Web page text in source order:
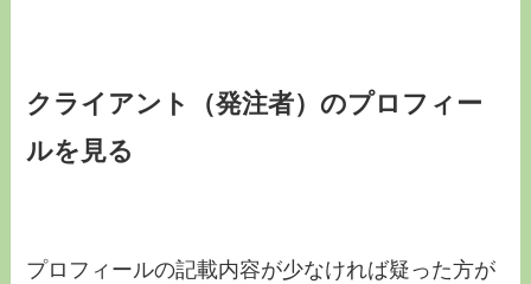
クライアント（発注者）のプロフィー
ルを見る
プロフィールの記載内容が少なければ疑った方が